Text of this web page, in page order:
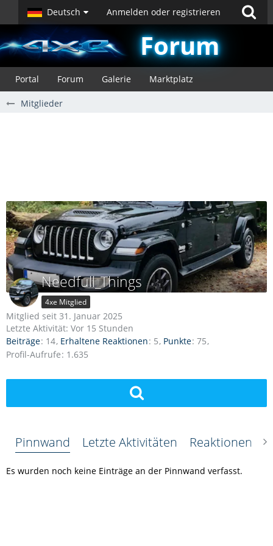
Deutsch Anmelden oder registrieren
Forum
Portal Forum Galerie Marktplatz
Mitglieder
Needfull_Things
4xe Mitglied
Mitglied seit 31. Januar 2025
Letzte Aktivität: Vor 15 Stunden
Beiträge 14 Erhaltene Reaktionen 5 Punkte 75
Profil-Aufrufe 1.635
Pinnwand Letzte Aktivitäten Reaktionen
Es wurden noch keine Einträge an der Pinnwand verfasst.